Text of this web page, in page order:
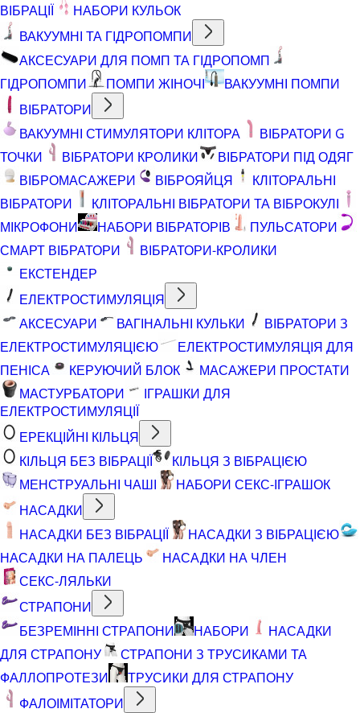
ВІБРАЦІЇ
НАБОРИ КУЛЬОК
ВАКУУМНІ ТА ГІДРОПОМПИ
АКСЕСУАРИ ДЛЯ ПОМП ТА ГІДРОПОМП
ГІДРОПОМПИ
ПОМПИ ЖІНОЧІ
ВАКУУМНІ ПОМПИ
ВІБРАТОРИ
ВАКУУМНІ СТИМУЛЯТОРИ КЛІТОРА
ВІБРАТОРИ G
ТОЧКИ
ВІБРАТОРИ КРОЛИКИ
ВІБРАТОРИ ПІД ОДЯГ
ВІБРОМАСАЖЕРИ
ВІБРОЯЙЦЯ
КЛІТОРАЛЬНІ
ВІБРАТОРИ
КЛІТОРАЛЬНІ ВІБРАТОРИ ТА ВІБРОКУЛІ
МІКРОФОНИ
НАБОРИ ВІБРАТОРІВ
ПУЛЬСАТОРИ
СМАРТ ВІБРАТОРИ
ВІБРАТОРИ-КРОЛИКИ
ЕКСТЕНДЕР
ЕЛЕКТРОСТИМУЛЯЦІЯ
АКСЕСУАРИ
ВАГІНАЛЬНІ КУЛЬКИ
ВІБРАТОРИ З
ЕЛЕКТРОСТИМУЛЯЦІЄЮ
ЕЛЕКТРОСТИМУЛЯЦІЯ ДЛЯ
ПЕНІСА
КЕРУЮЧИЙ БЛОК
МАСАЖЕРИ ПРОСТАТИ
МАСТУРБАТОРИ
ІГРАШКИ ДЛЯ
ЕЛЕКТРОСТИМУЛЯЦІЇ
ЕРЕКЦІЙНІ КІЛЬЦЯ
КІЛЬЦЯ БЕЗ ВІБРАЦІЇ
КІЛЬЦЯ З ВІБРАЦІЄЮ
МЕНСТРУАЛЬНІ ЧАШІ
НАБОРИ СЕКС-ІГРАШОК
НАСАДКИ
НАСАДКИ БЕЗ ВІБРАЦІЇ
НАСАДКИ З ВІБРАЦІЄЮ
НАСАДКИ НА ПАЛЕЦЬ
НАСАДКИ НА ЧЛЕН
СЕКС-ЛЯЛЬКИ
СТРАПОНИ
БЕЗРЕМІННІ СТРАПОНИ
НАБОРИ
НАСАДКИ
ДЛЯ СТРАПОНУ
СТРАПОНИ З ТРУСИКАМИ ТА
ФАЛЛОПРОТЕЗИ
ТРУСИКИ ДЛЯ СТРАПОНУ
ФАЛОІМІТАТОРИ